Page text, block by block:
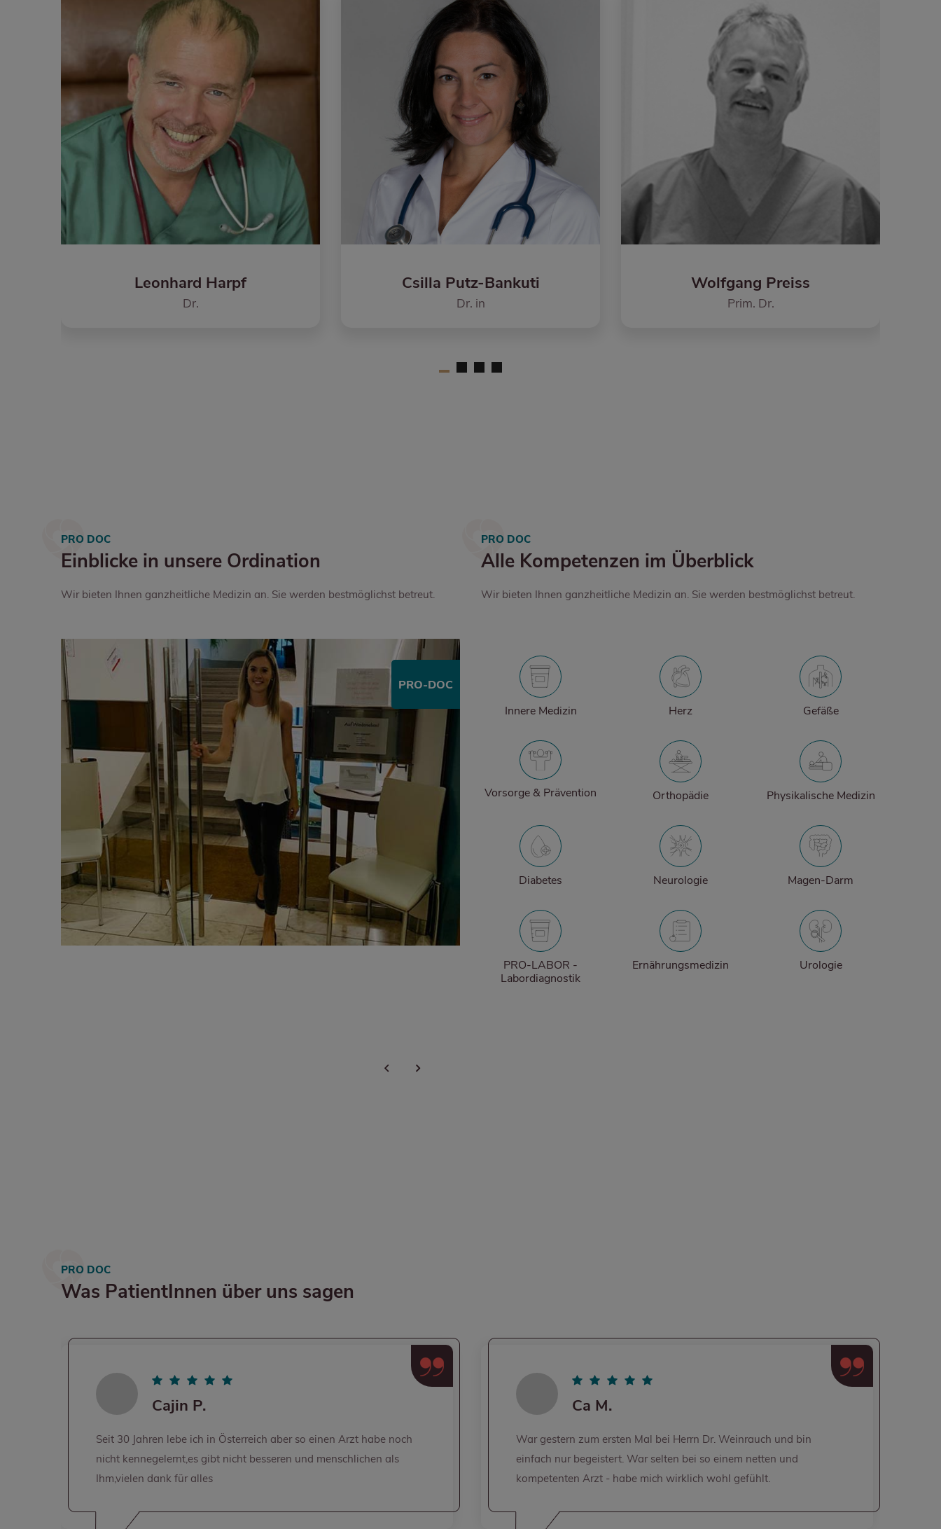
Csilla Putz-Bankuti
Dr. in
Wolfgang Preiss
Prim. Dr.
Nikolaus Reischl
Dr.
PRO DOC
Einblicke in unsere Ordination
Wir bieten Ihnen ganzheitliche Medizin an. Sie werden bestmöglichst betreut.
PRO-DOC PRO-DOC
PRO DOC
Alle Kompetenzen im Überblick
Wir bieten Ihnen ganzheitliche Medizin an. Sie werden bestmöglichst betreut.
Innere Medizin Herz Gefäße
Vorsorge & Prävention Orthopädie Physikalische Medizin
Diabetes Neurologie Magen-Darm
PRO-LABOR -
Labordiagnostik
Ernährungsmedizin Urologie
PRO DOC
Was PatientInnen über uns sagen
aber so einen Arzt habe noch
und menschlichen als
War gestern zum ersten Mal bei Herrn Dr. Weinrauch und bin
einfach nur begeistert. War selten bei so einem netten und
Sehr nettes Personal und gute Beratung mit nicht zu
Wartezeiten